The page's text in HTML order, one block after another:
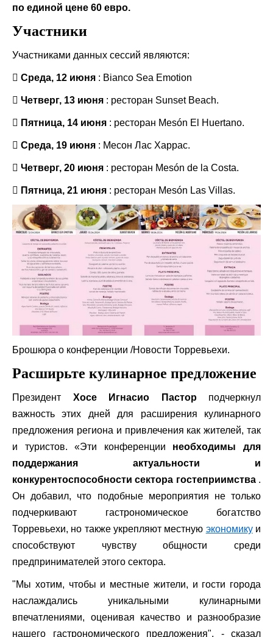
по единой цене 60 евро.
Участники
Участниками данных сессий являются:
 Среда, 12 июня : Bianco Sea Emotion
 Четверг, 13 июня : ресторан Sunset Beach.
 Пятница, 14 июня : ресторан Mesón El Huertano.
 Среда, 19 июня : Месон Лас Харрас.
 Четверг, 20 июня : ресторан Mesón de la Costa.
 Пятница, 21 июня : ресторан Mesón Las Villas.
Брошюра о конференции /Новости Торревьехи.
Расширьте кулинарное предложение
Президент Хосе Игнасио Пасторподчеркнул
важность этих дней для расширения кулинарного
предложения региона и привлечения как жителей, так
и туристов. «Эти конференции необходимы для
поддержания актуальности и
конкурентоспособности сектора гостеприимства.
Он добавил, что подобные мероприятия не только
подчеркивают гастрономическое богатство
Торревьехи, но также укрепляют местную экономикуи
способствуют чувству общности среди
предпринимателей этого сектора.
"Мы хотим, чтобы и местные жители, и гости города
наслаждались уникальными кулинарными
впечатлениями, оценивая качество и разнообразие
нашего гастрономического предложения", - сказал